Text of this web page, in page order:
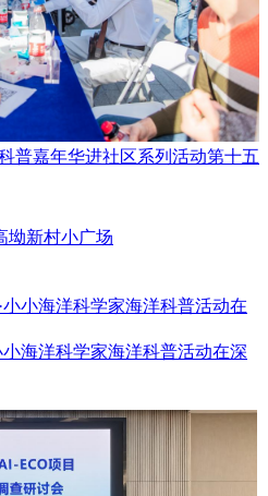
普嘉年华进社区系列活动第十五
坳新村小广场
海洋科学家海洋科普活动在深